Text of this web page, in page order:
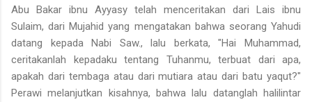
Abu Bakar ibnu Ayyasy telah menceritakan dari Lais ibnu
Sulaim, dari Mujahid yang mengatakan bahwa seorang Yahudi
datang kepada Nabi Saw., lalu berkata, "Hai Muhammad,
ceritakanlah kepadaku tentang Tuhanmu, terbuat dari apa,
apakah dari tembaga atau dari mutiara atau dari batu yaqut?"
Perawi melanjutkan kisahnya, bahwa lalu datanglah halilintar